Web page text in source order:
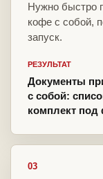
Нужно быстро
кофе с собой,
запуск.
РЕЗУЛЬТАТ
Документы
с собой:
комплект под
03